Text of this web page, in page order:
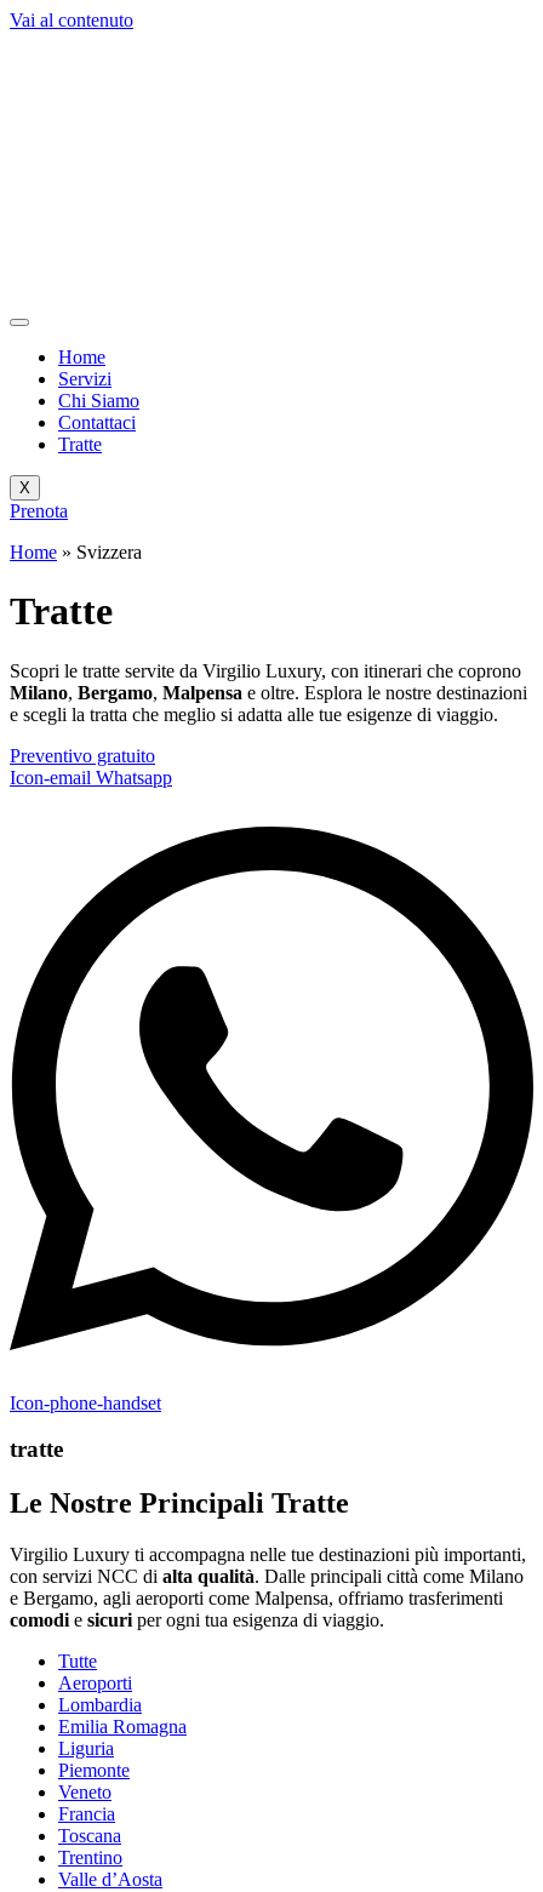
Vai al contenuto
Home
Servizi
Chi Siamo
Contattaci
Tratte
X
Prenota
Home » Svizzera
Tratte
Scopri le tratte servite da Virgilio Luxury, con itinerari che coprono
Milano, Bergamo, Malpensa e oltre. Esplora le nostre destinazioni
e scegli la tratta che meglio si adatta alle tue esigenze di viaggio.
Preventivo gratuito
Icon-email Whatsapp
Icon-phone-handset
tratte
Le Nostre Principali Tratte
Virgilio Luxury ti accompagna nelle tue destinazioni più importanti,
con servizi NCC di alta qualità. Dalle principali città come Milano
e Bergamo, agli aeroporti come Malpensa, offriamo trasferimenti
comodi e sicuri per ogni tua esigenza di viaggio.
Tutte
Aeroporti
Lombardia
Emilia Romagna
Liguria
Piemonte
Veneto
Francia
Toscana
Trentino
Valle d’Aosta